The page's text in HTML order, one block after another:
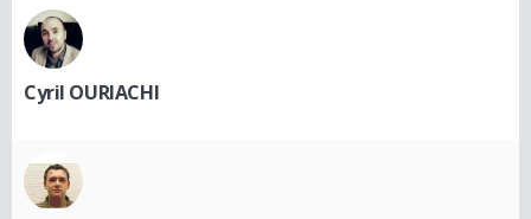
Cyril OURIACHI